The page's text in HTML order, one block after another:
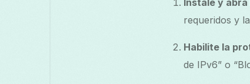
Instale y abra
requeridos y
Habilite la
de IPv6” o